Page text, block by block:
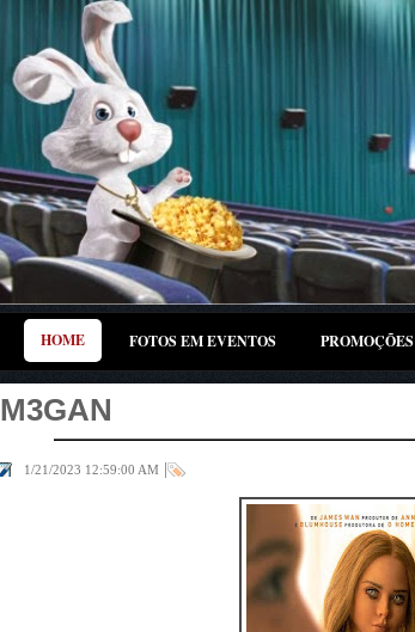
HOME FOTOS EM EVENTOS PROMOÇÕES
M3GAN
1/21/2023 12:59:00 AM |